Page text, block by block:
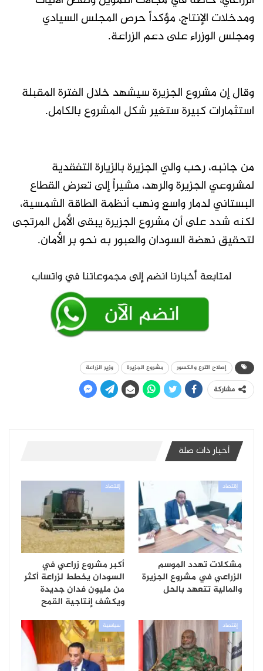
ومدخلات الإنتاج، مؤكداً حرص المجلس السيادي
ومجلس الوزراء على دعم الزراعة.
وقال إن مشروع الجزيرة سيشهد خلال الفترة المقبلة
استثمارات كبيرة ستغير شكل المشروع بالكامل.
من جانبه، رحب والي الجزيرة بالزيارة التفقدية
لمشروعي الجزيرة والرهد، مشيراً إلى تعرض القطاع
البستاني لدمار واسع ونهب أنظمة الطاقة الشمسية،
لكنه شدد على أن مشروع الجزيرة يبقى الأمل المرتجى
لتحقيق نهضة السودان والعبور به نحو بر الأمان.
إصلاح الترع والكسور مشروع الجزيرة وزير الزراعة
مشاركة
أخبار ذات صلة
إقتصاد
مشكلات تهدد الموسم
الزراعي في مشروع الجزيرة
والمالية تتعهد بالحل
إقتصاد
أكبر مشروع زراعي في
السودان يخطط لزراعة أكثر
من مليون فدان جديدة
ويكشف إنتاجية القمح
إقتصاد سياسية